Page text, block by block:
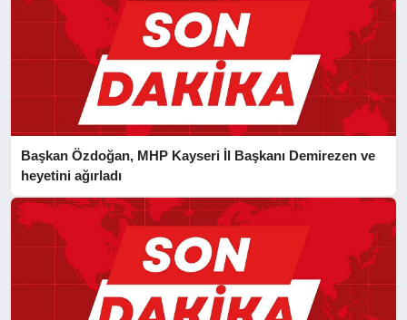
Başkan Özdoğan, MHP Kayseri İl Başkanı Demirezen ve
heyetini ağırladı